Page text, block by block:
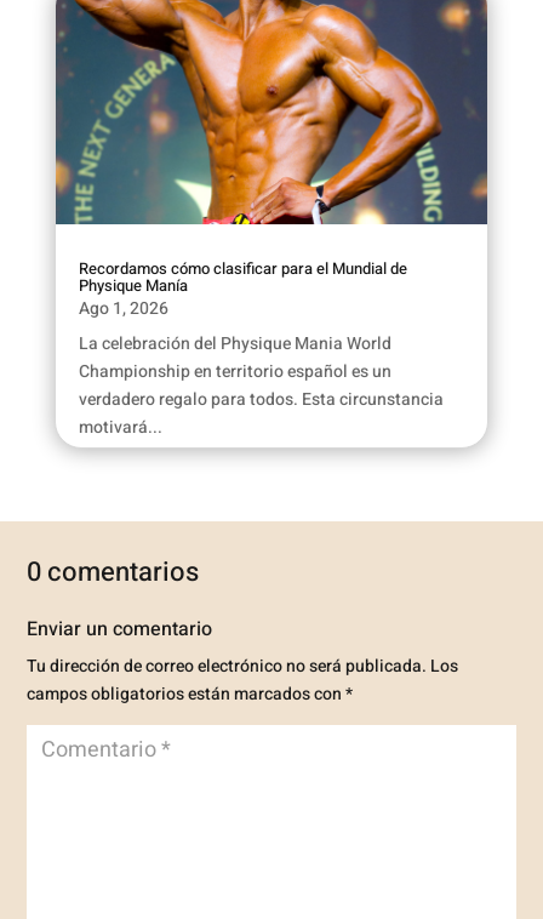
Recordamos cómo clasificar para el Mundial de
Physique Manía
Ago 1, 2026
La celebración del Physique Mania World
Championship en territorio español es un
verdadero regalo para todos. Esta circunstancia
motivará...
0 comentarios
Enviar un comentario
Tu dirección de correo electrónico no será publicada. Los
campos obligatorios están marcados con*